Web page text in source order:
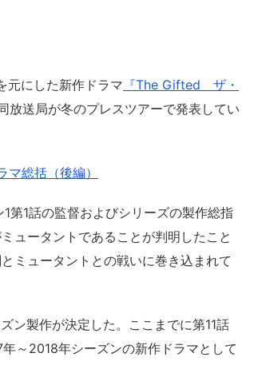
元にした新作ドラマ 『The Gifted ザ・
放送局が冬のプレスツアーで発表してい
総括（後編）
第1話の監督およびシリーズの製作総指
ュータントであることが判明したこと
ミュータントとの戦いに巻き込まれて
ン製作が決定した。ここまでに第11話
～2018年シーズンの新作ドラマとして